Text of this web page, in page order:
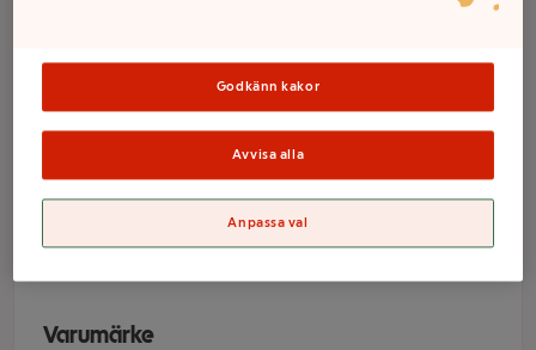
Glitterlim 12-p
Sense
Varumärke
Godkänn kakor
Avvisa alla
Anpassa val